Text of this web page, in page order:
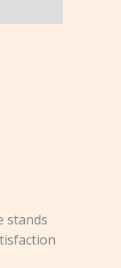
stands